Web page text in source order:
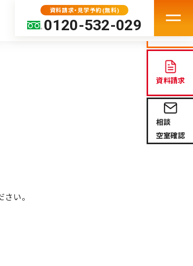
資料請求・見学予約(無料)
0120-532-029
資料請求
相談
空室確認
（外部サ
さい。